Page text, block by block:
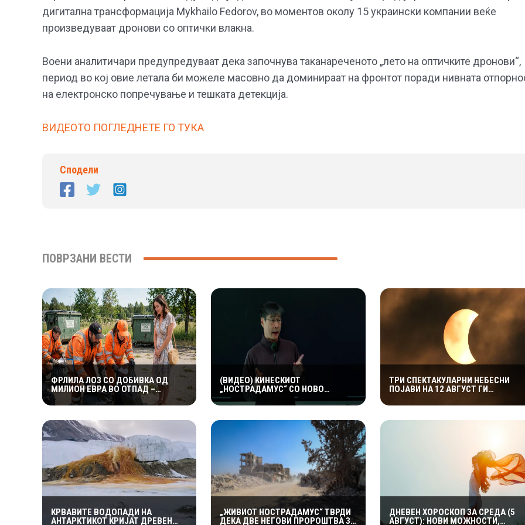
дигитална трансформација Mykhailo Fedorov, во моментов околу 15 украински компании веќе
произведуваат дронови со оптички влакна.
Воени аналитичари предупредуваат дека започнува таканареченото „лето на оптичките дронови“,
период во кој овие летала би можеле масовно да доминираат на фронтот поради нивната
на електронско попречување и тешката детекција.
ВИДЕОТО ПОГЛЕДНЕТЕ ГО ТУКА
Сподели
ПОВРЗАНИ ВЕСТИ
ФРЛИЛА ЛОЗ СО ДОБИВКА ОД
МИЛИОН ЕВРА ВО ОТПАД –
КОМУНАЛЦИТЕ НАПРАВИЛЕ ЧУДО
ЗА ДА ГО ПРОНАЈДАТ
(ВИДЕО) КИНЕСКИОТ
„НОСТРАДАМУС“ СО НОВО
ПРЕДУПРЕДУВАЊЕ: ТВРДИ ДЕКА
СВЕТОТ ГО ОЧЕКУВААТ
ПРОМЕНИ
ТРИ СПЕКТАКУЛАРНИ НЕБЕСНИ
ПОЈАВИ НА 12 АВГУСТ ГИ
МРЕЖИ: „ОВА Е БУКВАЛНО КРАЈОТ
КРВАВИТЕ ВОДОПАДИ НА
АНТАРКТИКОТ КРИЈАТ ДРЕВЕН
„ЖИВИОТ НОСТРАДАМУС“ ТВРДИ
ДЕКА ДВЕ НЕГОВИ ПРОРОШТВА ЗА
ДНЕВЕН ХОРОСКОП ЗА СРЕДА (5
АВГУСТ): НОВИ МОЖНОСТИ,